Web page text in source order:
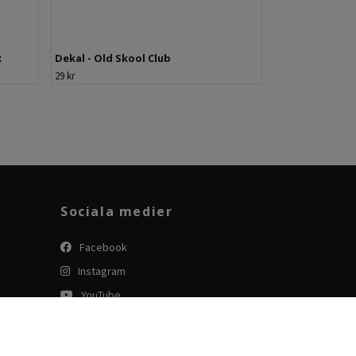
Dekal - Old Skool Club
29 kr
Sociala medier
Facebook
Instagram
YouTube